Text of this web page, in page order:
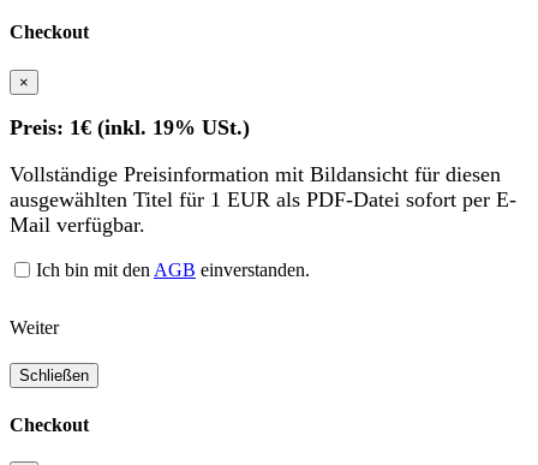
Checkout
×
Preis: 1€ (inkl. 19% USt.)
Vollständige Preisinformation mit Bildansicht für diesen
ausgewählten Titel für 1 EUR als PDF-Datei sofort per E-
Mail verfügbar.
Ich bin mit den AGB einverstanden.
Weiter
Schließen
Checkout